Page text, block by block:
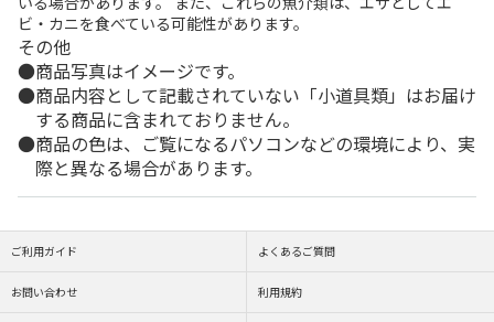
ビ・カニを食べている可能性があります。
その他
商品写真はイメージです。
商品内容として記載されていない「小道具類」はお届け
する商品に含まれておりません。
商品の色は、ご覧になるパソコンなどの環境により、実
際と異なる場合があります。
ご利用ガイド よくあるご質問
お問い合わせ 利用規約